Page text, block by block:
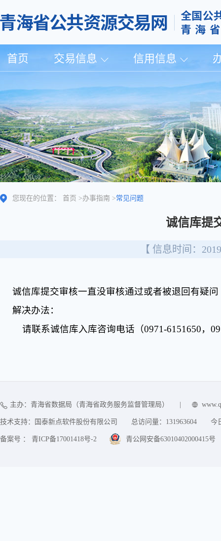
首页 交易信息 信用信息
您现在的位置： 首页 >办事指南 >常见问题
诚信库提
【 信息时间：
诚信库提交审核一直没审核通过或者被退回有疑问
解决办法：
请联系诚信库入库咨询电话（0971-6151650，
主办：青海省数据局（青海省政务服务监督管理局）
技术支持：国泰新点软件股份有限公司 总访问量： 131963604 今
备案号 ： 青ICP备17001418号-2 青公网安备63010402000415号